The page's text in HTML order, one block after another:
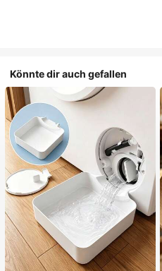
Könnte dir auch gefallen